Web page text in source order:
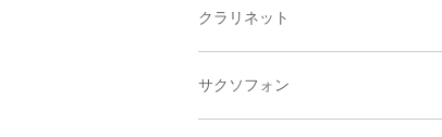
クラリネット
サクソフォン